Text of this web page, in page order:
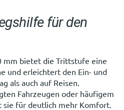
für den
mm bietet die Trittstufe eine
und erleichtert den Ein- und
als auch auf Reisen.
Fahrzeugen oder häufigem
sie für deutlich mehr Komfort.